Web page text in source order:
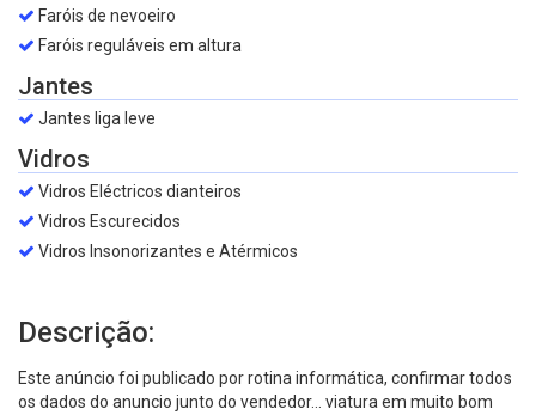
Faróis de nevoeiro
Faróis reguláveis em altura
Jantes
Jantes liga leve
Vidros
Vidros Eléctricos dianteiros
Vidros Escurecidos
Vidros Insonorizantes e Atérmicos
Descrição:
Este anúncio foi publicado por rotina informática, confirmar todos
os dados do anuncio junto do vendedor... viatura em muito bom